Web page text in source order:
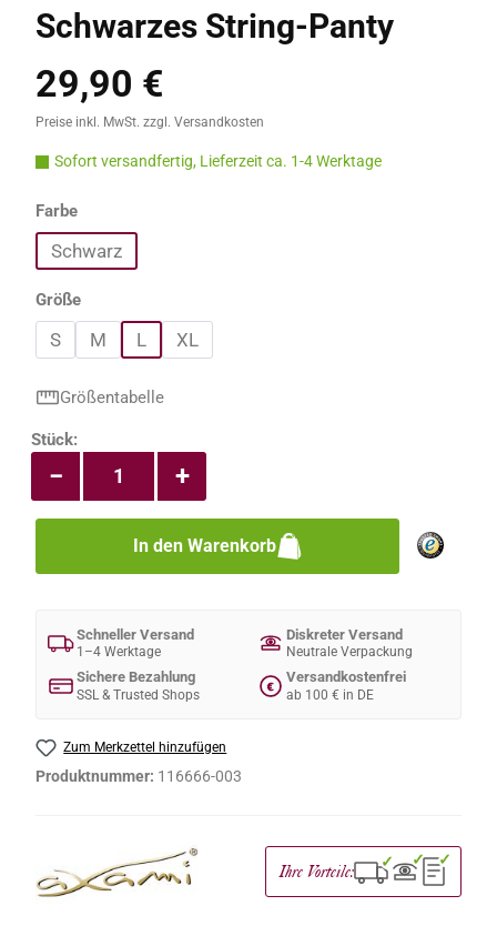
Schwarzes String-Panty
Regulärer Preis:
29,90 €
Preise inkl. MwSt. zzgl. Versandkosten
Sofort versandfertig, Lieferzeit ca. 1-4 Werktage
Farbeauswählen
Schwarz
Größeauswählen
S M L XL
Größentabelle
Produkt Anzahl: Gib den gewünschten
Stück:
+
−
In den Warenkorb
Schneller Versand
1–4 Werktage
Diskreter Versand
Neutrale Verpackung
Sichere Bezahlung
SSL & Trusted Shops
€
Versandkostenfrei
ab 100 € in DE
Zum Merkzettel hinzufügen
Produktnummer: 116666-003
Ihre Vorteile: ✓ ✓ ✓